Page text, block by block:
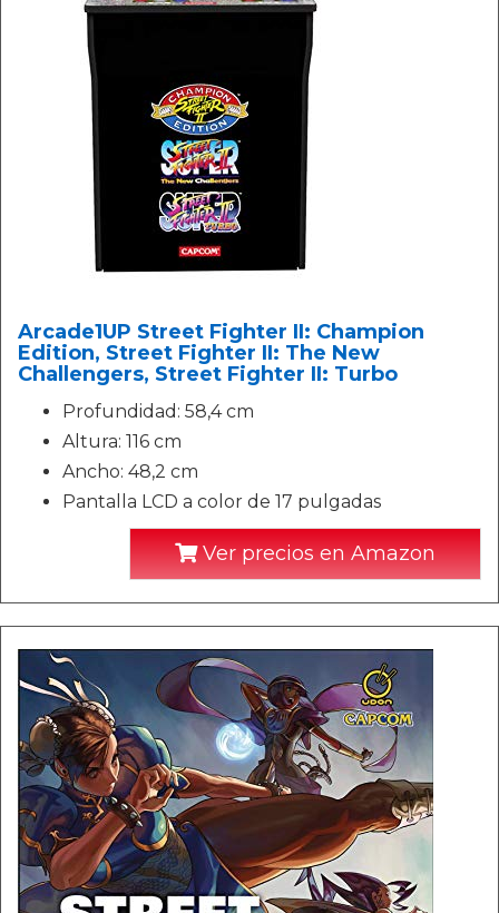
Arcade1UP Street Fighter II: Champion
Edition, Street Fighter II: The New
Challengers, Street Fighter II: Turbo
Profundidad: 58,4 cm
Altura: 116 cm
Ancho: 48,2 cm
Pantalla LCD a color de 17 pulgadas
Ver precios en Amazon